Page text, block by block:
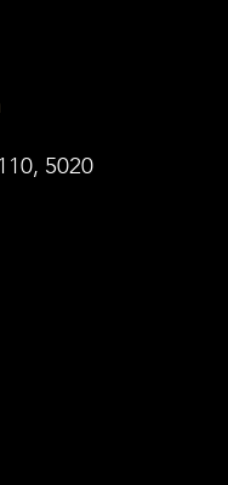
5020
oder Publishern
Sie tun dies,
externen Medien